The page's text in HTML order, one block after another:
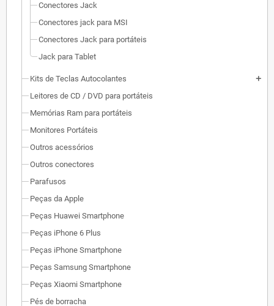
Conectores Jack
Conectores jack para MSI
Conectores Jack para portáteis
Jack para Tablet
Kits de Teclas Autocolantes add
Leitores de CD / DVD para portáteis
Memórias Ram para portáteis
Monitores Portáteis
Outros acessórios
Outros conectores
Parafusos
Peças da Apple
Peças Huawei Smartphone
Peças iPhone 6 Plus
Peças iPhone Smartphone
Peças Samsung Smartphone
Peças Xiaomi Smartphone
Pés de borracha